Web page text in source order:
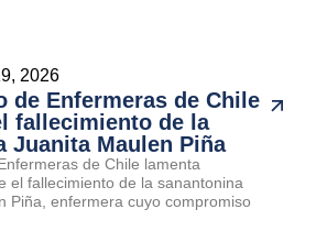
2026
de Enfermeras de Chile
fallecimiento de la
Juanita Maulen Piña
de Chile lamenta
el fallecimiento de la sanantonina
Piña, enfermera cuyo compromiso